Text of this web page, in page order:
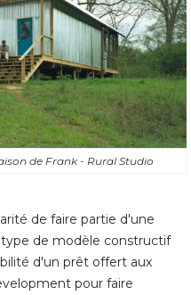
de Frank - Rural Studio
de faire partie d'une
de modèle constructif
d'un prêt offert aux
pour faire